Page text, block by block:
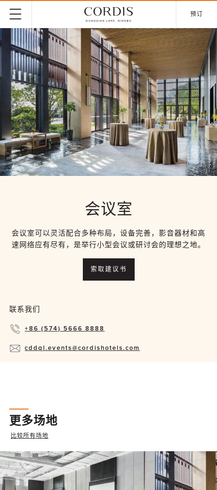
预订
会议室
会议室可以灵活配合多种布局，设备完善，影音器材和高
速网络应有尽有，是举行小型会议或研讨会的理想之地。
索取建议书
联系我们
+86 (574) 5666 8888
cddql.events@cordishotels.com
更多场地
比较所有场地